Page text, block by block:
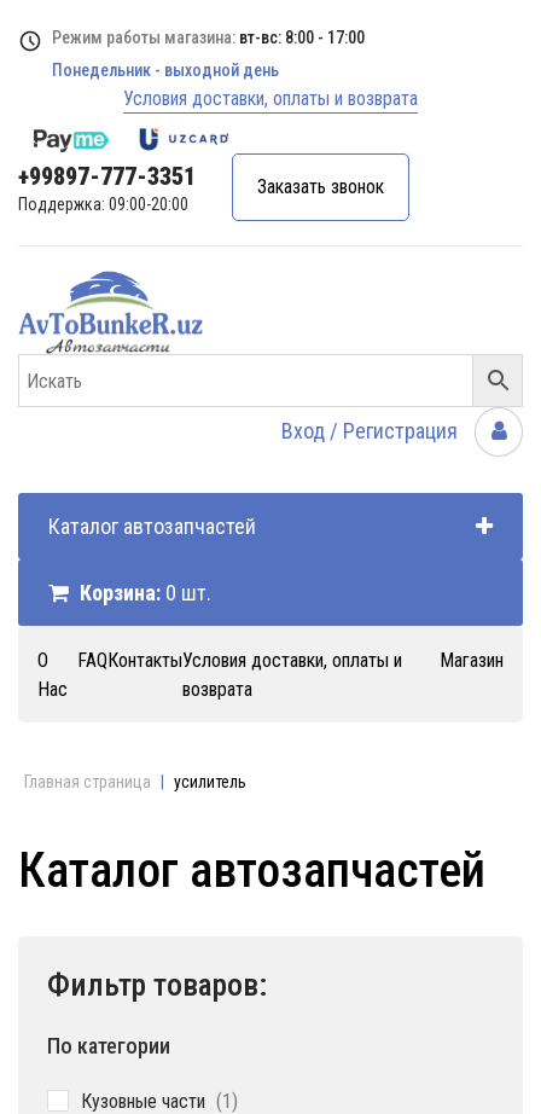
Режим работы магазина: вт-вс: 8:00 - 17:00
Понедельник - выходной день
Условия доставки, оплаты и возврата
+99897-777-3351
Поддержка: 09:00-20:00
Заказать звонок
Вход / Регистрация
Каталог автозапчастей
Корзина: 0 шт.
О
Нас
FAQКонтактыУсловия доставки, оплаты и
возврата
Магазин
Главная страница усилитель
Каталог автозапчастей
Фильтр товаров:
По категории
Кузовные части 11